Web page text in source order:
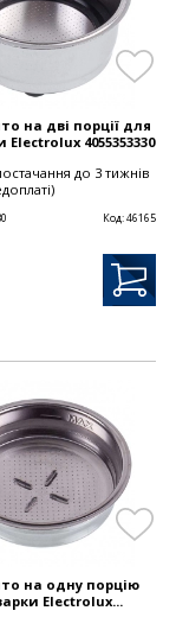
на дві порції для
Electrolux 4055353330
до 3 тижнів
Код:46165
на одну порцію
Electrolux...